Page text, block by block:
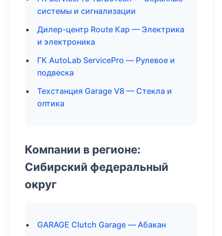
системы и сигнализации
Дилер-центр Route Кар — Электрика
и электроника
ГК AutoLab ServicePro — Рулевое и
подвеска
Техстанция Garage V8 — Стекла и
оптика
Компании в регионе:
Сибирский федеральный
округ
GARAGE Clutch Garage — Абакан